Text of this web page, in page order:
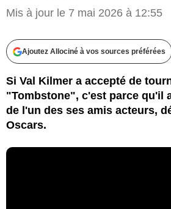
Mis à jour le 7 mai 2026 à 12:55
Ajoutez Allociné à vos sources préférées
Si Val Kilmer a accepté de
"Tombstone", c'est parce qu'il
de l'un des ses amis acteurs,
Oscars.